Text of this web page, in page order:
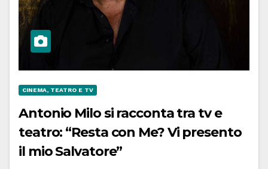
CINEMA, TEATRO E TV
Antonio Milo si racconta tra tv e
teatro: “Resta con Me? Vi presento
il mio Salvatore”